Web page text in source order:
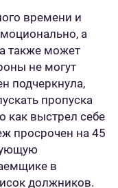
времени и
а
также может
не могут
подчеркнула,
пропуска
как выстрел себе
просрочен на 45
в
должников.